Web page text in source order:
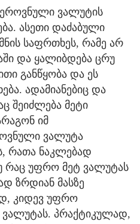
ეროვნული ვალუტის
ასეთი დაძაბული
საფრთხეს, რამე არ
და ყალიბდება ცრუ
განწყობა და ეს
ადამიანებიც და
შეიძლება მეტი
იმ
ვალუტა
რათა ნაკლებად
რაც უფრო მეტ ვალუტას
ზრდიან მასზე
კიდევ უფრო
პრაქტიკულად,